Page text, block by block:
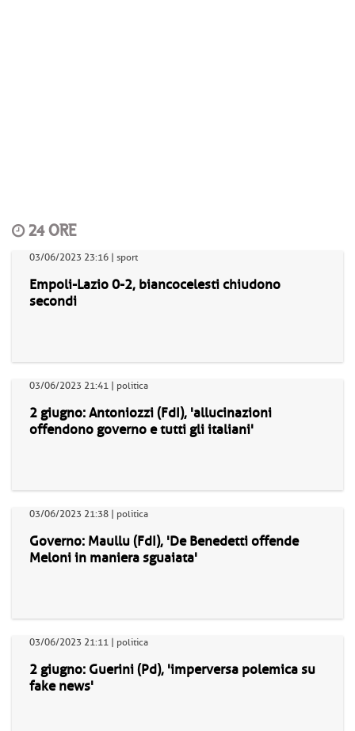
24 ORE
03/06/2023 23:16 | sport
Empoli-Lazio 0-2, biancocelesti chiudono
secondi
03/06/2023 21:41 | politica
2 giugno: Antoniozzi (FdI), 'allucinazioni
offendono governo e tutti gli italiani'
03/06/2023 21:38 | politica
Governo: Maullu (FdI), 'De Benedetti offende
Meloni in maniera sguaiata'
03/06/2023 21:11 | politica
2 giugno: Guerini (Pd), 'imperversa polemica su
fake news'